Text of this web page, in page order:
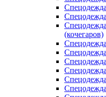
(кочегаров)